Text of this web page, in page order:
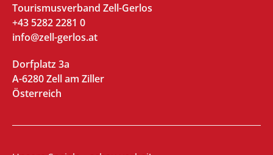
Tourismusverband Zell-Gerlos
+43 5282 2281 0
info@zell-gerlos.at
Dorfplatz 3a
A-6280 Zell am Ziller
Österreich